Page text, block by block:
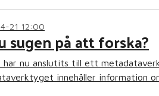
21 12:00
sugen på att forska?
har nu anslutits till ett
innehåller information